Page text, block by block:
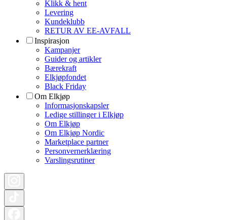
Klikk & hent
Levering
Kundeklubb
RETUR AV EE-AVFALL
Inspirasjon
Kampanjer
Guider og artikler
Bærekraft
Elkjøpfondet
Black Friday
Om Elkjøp
Informasjonskapsler
Ledige stillinger i Elkjøp
Om Elkjøp
Om Elkjøp Nordic
Marketplace partner
Personvernerklæring
Varslingsrutiner